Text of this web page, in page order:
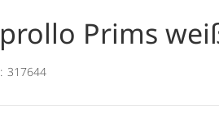
Prims
317644